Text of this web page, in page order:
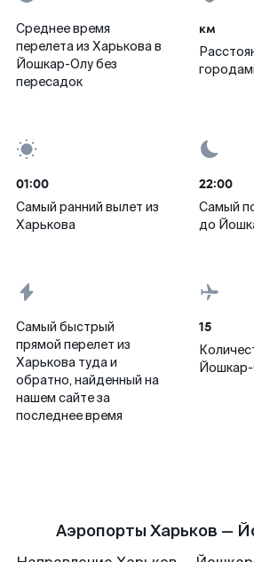
Среднее время
перелета из Харькова в
Йошкар-Олу без
пересадок
км
01:00
Самый ранний вылет из
Харькова
22:00
Самый
до
Самый быстрый
прямой перелет из
Харькова туда и
обратно, найденный на
нашем сайте за
последнее время
15
Аэропорты Харьков —